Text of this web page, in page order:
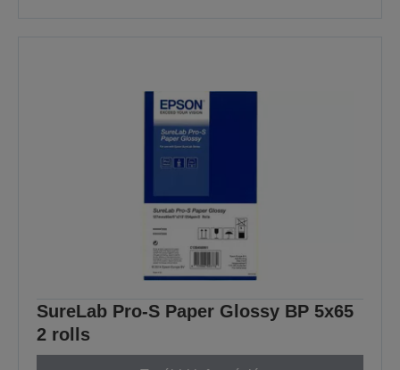
SureLab Pro-S Paper Glossy BP 5x65
2 rolls